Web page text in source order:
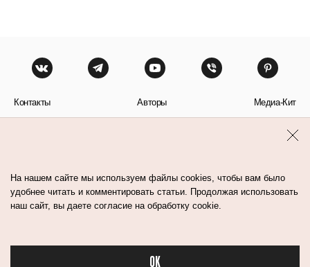
Контакты Авторы Медиа-Кит
На нашем сайте мы используем файлы cookies, чтобы вам было
удобнее читать и комментировать статьи. Продолжая использовать
наш сайт, вы даете согласие на обработку cookie.
OK